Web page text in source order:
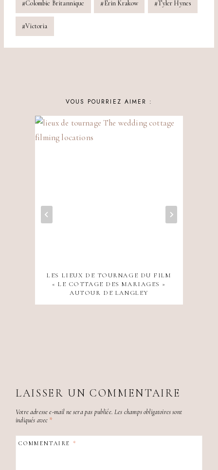
de
#Colombie Britannique #Erin Krakow #Tyler Hynes
#Victoria
VOUS POURRIEZ AIMER :
LES LIEUX DE TOURNAGE DU FILM
« LE COTTAGE DES MARIAGES »
AUTOUR DE LANGLEY
LAISSER UN COMMENTAIRE
Votre adresse e-mail ne sera pas publiée. Les champs obligatoires sont
indiqués avec *
COMMENTAIRE *